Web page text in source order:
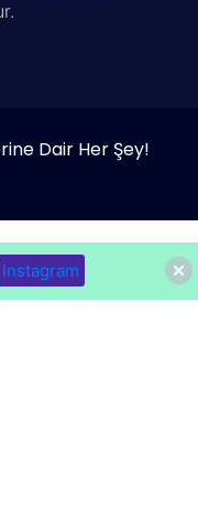
Dair Her Şey!
Instagram